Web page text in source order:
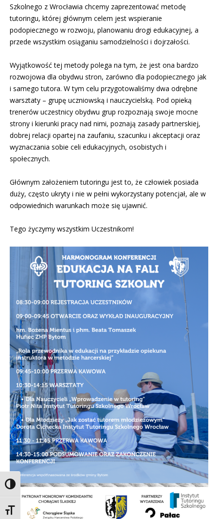
Toggle High Contrast
Toggle Font size
Szkolnego z Wrocławia chcemy zaprezentować metodę
tutoringu, której głównym celem jest wspieranie
podopiecznego w rozwoju, planowaniu drogi edukacyjnej, a
przede wszystkim osiąganiu samodzielności i dojrzałości.
Wyjątkowość tej metody polega na tym, że jest ona bardzo
rozwojowa dla obydwu stron, zarówno dla podopiecznego jak
i samego tutora. W tym celu przygotowaliśmy dwa odrębne
warsztaty – grupę uczniowską i nauczycielską. Pod opieką
trenerów uczestnicy obydwu grup rozpoznają swoje mocne
strony i kierunki pracy nad nimi, poznają zasady partnerskiej,
dobrej relacji opartej na zaufaniu, szacunku i akceptacji oraz
wyznaczania sobie celi edukacyjnych, osobistych i
społecznych.
Głównym założeniem tutoringu jest to, że człowiek posiada
duży, często ukryty i nie w pełni wykorzystany potencjał, ale w
odpowiednich warunkach może się ujawnić.
Tego życzymy wszystkim Uczestnikom!